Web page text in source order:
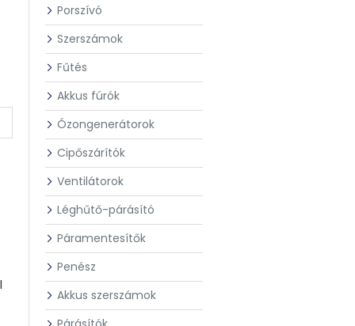
Porszívó
Szerszámok
Fűtés
Akkus fúrók
Ózongenerátorok
Cipőszárítók
Ventilátorok
Léghűtő-párásító
Páramentesítők
Penész
Akkus szerszámok